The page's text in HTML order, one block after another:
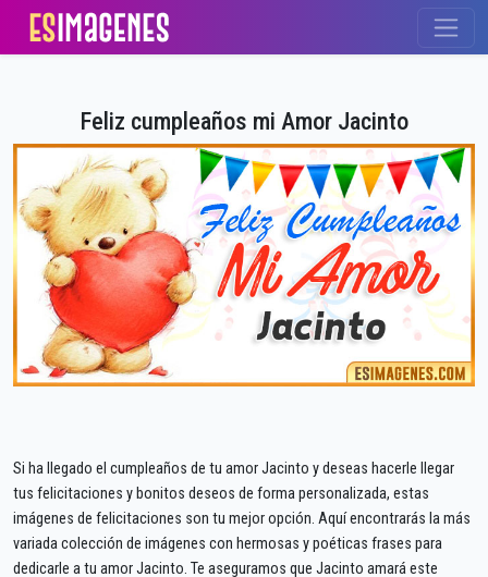
Feliz cumpleaños mi Amor Jacinto
Si ha llegado el cumpleaños de tu amor Jacinto y deseas hacerle llegar
tus felicitaciones y bonitos deseos de forma personalizada, estas
imágenes de felicitaciones son tu mejor opción. Aquí encontrarás la más
variada colección de imágenes con hermosas y poéticas frases para
dedicarle a tu amor Jacinto. Te aseguramos que Jacinto amará este